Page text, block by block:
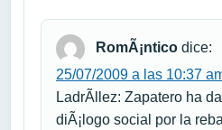
RomÃ¡ntico dice:
25/07/2009 a las 10:37
LadrÃ­llez: Zapatero ha
diÃ¡logo social por la